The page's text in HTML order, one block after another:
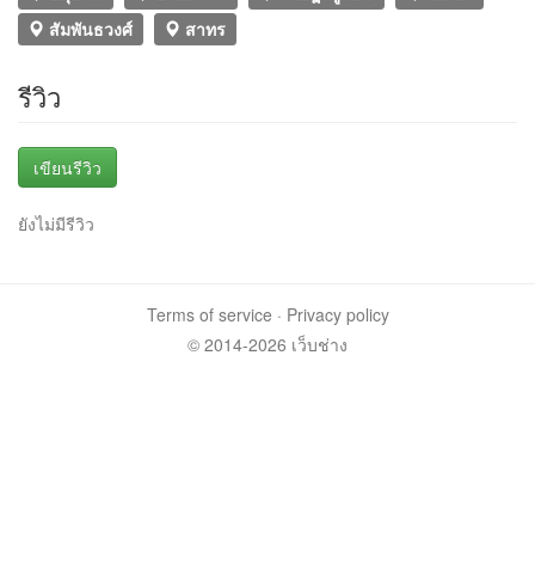
สัมพันธวงศ์
สาทร
รีวิว
เขียนรีวิว
ยังไม่มีรีวิว
Terms of service · Privacy policy
© 2014-2026 เว็บช่าง